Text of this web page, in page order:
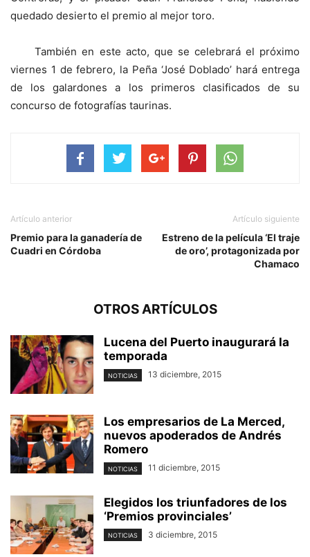
quedado desierto el premio al mejor toro.
También en este acto, que se celebrará el próximo
viernes 1 de febrero, la Peña ‘José Doblado’ hará entrega
de los galardones a los primeros clasificados de su
concurso de fotografías taurinas.
Artículo anterior
Premio para la ganadería de
Cuadri en Córdoba
Artículo siguiente
Estreno de la película ‘El traje
de oro’, protagonizada por
Chamaco
OTROS ARTÍCULOS
Lucena del Puerto inaugurará la
temporada
NOTICIAS 13 diciembre, 2015
Los empresarios de La Merced,
nuevos apoderados de Andrés
Romero
NOTICIAS 11 diciembre, 2015
Elegidos los triunfadores de los
‘Premios provinciales’
NOTICIAS 3 diciembre, 2015